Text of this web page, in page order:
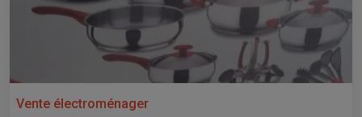
Vente électroménager